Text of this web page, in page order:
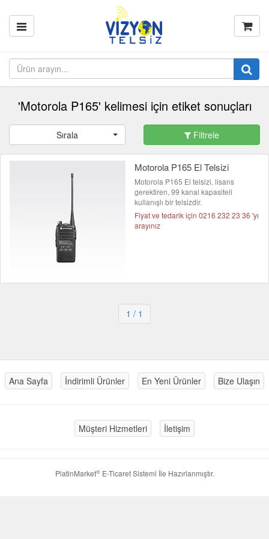
'Motorola P165' kelimesi için etiket sonuçları
Sırala Filtrele
Motorola P165 El Telsizi
Motorola P165 El telsizi, lisans
gerektiren, 99 kanal kapasiteli
kullanışlı bir telsizdir.
Fiyat ve tedarik için 0216 232 23 36 'yı
arayınız
1 / 1
Ana Sayfa İndirimli Ürünler En Yeni Ürünler Bize Ulaşın
Müşteri Hizmetleri İletişim
PlatinMarket®E-Ticaret Sistemi İle Hazırlanmıştır.